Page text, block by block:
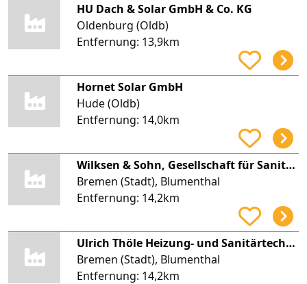
HU Dach & Solar GmbH & Co. KG
Oldenburg (Oldb)
Entfernung: 13,9km
Hornet Solar GmbH
Hude (Oldb)
Entfernung: 14,0km
Wilksen & Sohn, Gesellschaft für Sanitärtechnik, Bauklempnerei und Wärmeversorgung mbH
Bremen (Stadt), Blumenthal
Entfernung: 14,2km
Ulrich Thöle Heizung- und Sanitärtechnik
Bremen (Stadt), Blumenthal
Entfernung: 14,2km